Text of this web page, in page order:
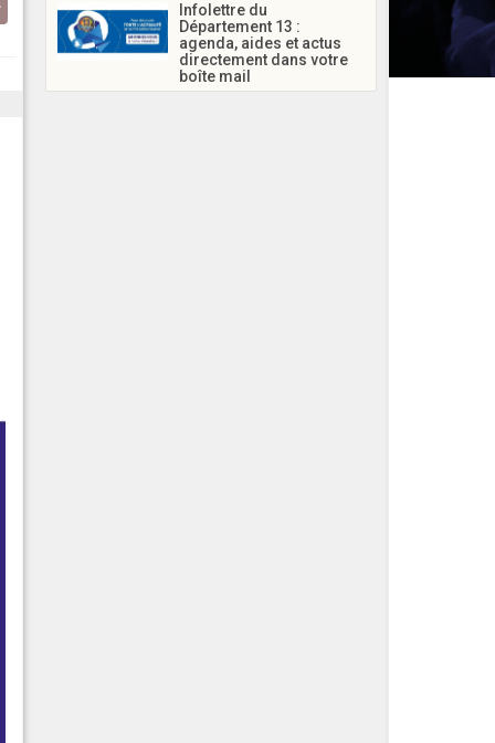
Infolettre du
Département 13 :
agenda, aides et actus
directement dans votre
boîte mail